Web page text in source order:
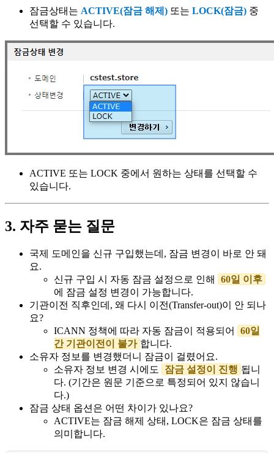
잠금상태는 ACTIVE(잠금 해제) 또는 LOCK(잠금) 중
선택할 수 있습니다.
ACTIVE 또는 LOCK 중에서 원하는 상태를 선택할 수
있습니다.
3. 자주 묻는 질문
국제 도메인을 신규 구입했는데, 잠금 변경이 바로 안 돼
요.
신규 구입 시 자동 잠금 설정으로 인해
60일 이후
에 잠금 설정 변경이 가능합니다.
기관이전 직후인데, 왜 다시 이전(Transfer-out)이 안 되나
요?
ICANN 정책에 따라 자동 잠금이 적용되어
60일
간 기관이전이 불가 합니다.
소유자 정보를 변경했더니 잠금이 걸렸어요.
소유자 정보 변경 시에도
잠금 설정이 진행 됩니
다. (기간은 원문 기준으로 특정되어 있지 않습니
다.)
잠금 상태 옵션은 어떤 차이가 있나요?
ACTIVE는 잠금 해제 상태, LOCK은 잠금 상태를
의미합니다.